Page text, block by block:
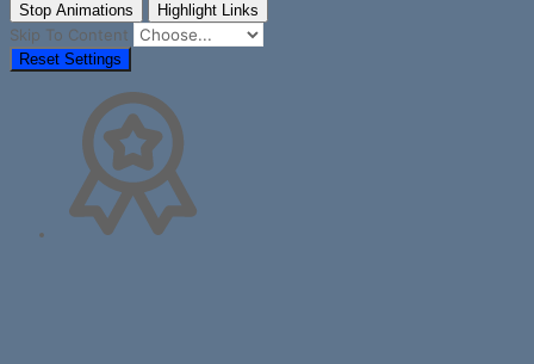
Stop Animations Highlight Links
Skip To Content
Reset Settings